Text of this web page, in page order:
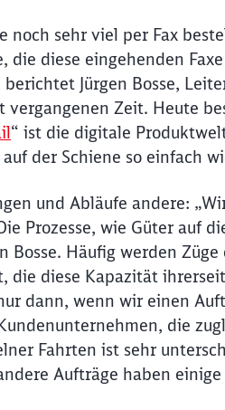
sehr viel per Fax
diese eingehenden
Jürgen Bosse,
vergangenen Zeit. Heute
“ ist die digitale
der Schiene so einfach
und Abläufe andere:
Prozesse, wie Güter auf
Häufig werden
die diese Kapazität
dann, wenn wir einen
die
Fahrten ist sehr
Aufträge haben